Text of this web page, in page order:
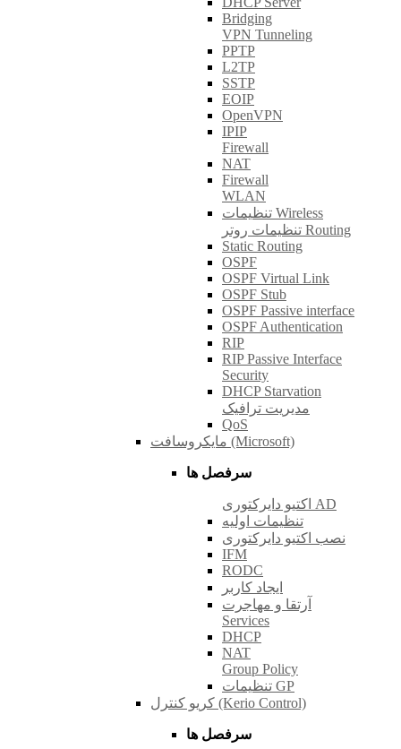
Bridging
VPN Tunneling
PPTP
L2TP
SSTP
EOIP
OpenVPN
IPIP
Firewall
NAT
Firewall
WLAN
تنظیمات Wireless
تنظیمات روتر Routing
Static Routing
OSPF
OSPF Virtual Link
OSPF Stub
OSPF Passive interface
OSPF Authentication
RIP
RIP Passive Interface
Security
DHCP Starvation
مدیریت ترافیک
QoS
مایکروسافت (Microsoft)
سرفصل ها
اکتیو دایرکتوری AD
تنظیمات اولیه
نصب اکتیو دایرکتوری
IFM
RODC
ایجاد کاربر
آرتقا و مهاجرت
Services
DHCP
NAT
Group Policy
تنظیمات GP
کریو کنترل (Kerio Control)
سرفصل ها